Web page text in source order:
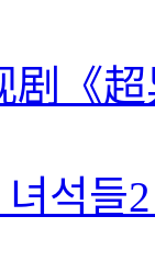
剧《
석들